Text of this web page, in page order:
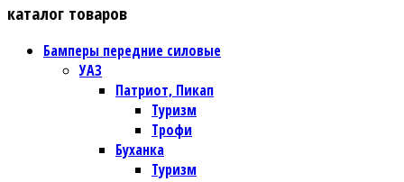
каталог товаров
Бамперы передние силовые
УАЗ
Патриот, Пикап
Туризм
Трофи
Буханка
Туризм